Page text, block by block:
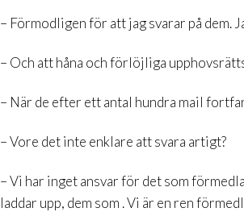
– Förmodligen för att jag svarar på dem.
– Och att håna och förlöjliga
– När de efter ett antal hundra mail
– Vore det inte enklare att svara artigt?
– Vi har inget ansvar för det som
laddar upp, dem som . Vi är en ren